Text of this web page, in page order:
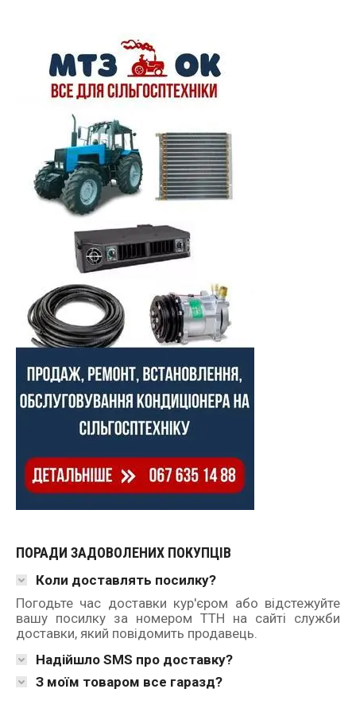
ПОРАДИ ЗАДОВОЛЕНИХ ПОКУПЦІВ
Коли доставлять посилку?
Погодьте час доставки кур'єром або відстежуйте
вашу посилку за номером ТТН на сайті служби
доставки, який повідомить продавець.
Надійшло SMS про доставку?
З моїм товаром все гаразд?